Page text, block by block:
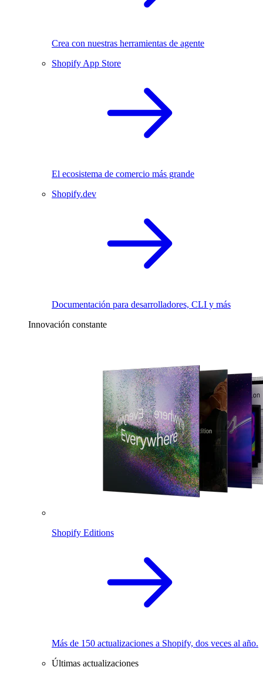
Crea con nuestras herramientas de agente
Shopify App Store
El ecosistema de comercio más grande
Shopify.dev
Documentación para desarrolladores, CLI y más
Innovación constante
Shopify Editions
Más de 150 actualizaciones a Shopify, dos veces al año.
Últimas actualizaciones